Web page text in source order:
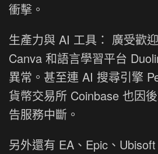
衝擊。
生產力與 AI 工具： 廣受歡
Canva 和語言學習平台
異常。甚至連 AI 搜尋引擎
貨幣交易所 Coinbase 也因
告服務中斷。
另外還有 EA、Epic、